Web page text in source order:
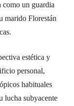
como un guardia
marido Florestán
estética y
personal,
habituales
lucha subyacente